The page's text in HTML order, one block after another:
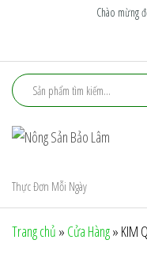
content
Chào mừng
Thực Đơn Mỗi Ngày
Trang chủ » Cửa Hàng» KIM